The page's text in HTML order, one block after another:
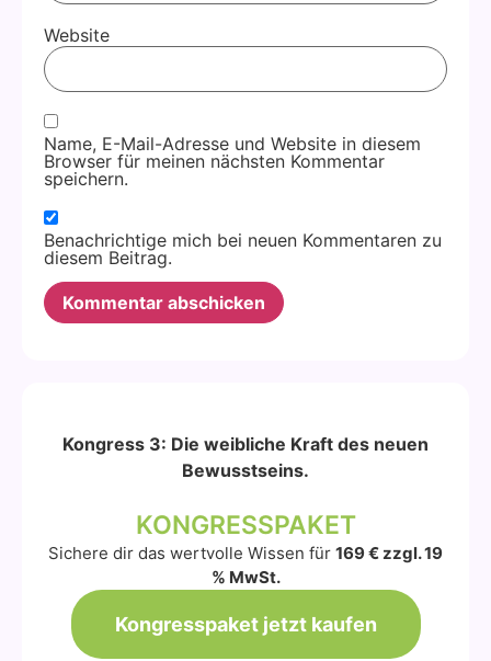
Website
Name, E-Mail-Adresse und Website in diesem
Browser für meinen nächsten Kommentar
speichern.
Benachrichtige mich bei neuen Kommentaren zu
diesem Beitrag.
Kongress 3: Die weibliche Kraft des neuen
Bewusstseins.
KONGRESSPAKET
Sichere dir das wertvolle Wissen für 169 € zzgl. 19
% MwSt.
Kongresspaket jetzt kaufen